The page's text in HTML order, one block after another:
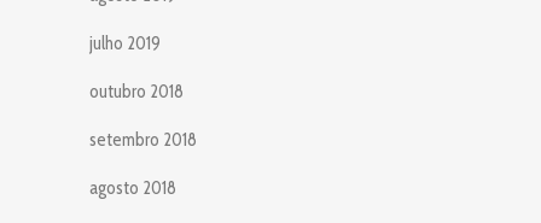
julho 2019
outubro 2018
setembro 2018
agosto 2018